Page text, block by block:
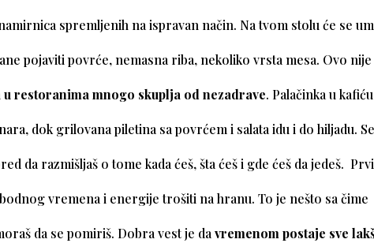
spremljenih na ispravan način. Na tvom stolu će se
pojaviti povrće, nemasna riba, nekoliko vrsta mesa. Ovo
restoranima mnogo skuplja od nezadrave. Palačinka u
dok grilovana piletina sa povrćem i salata idu i do hiljadu.
da razmišljaš o tome kada ćeš, šta ćeš i gde ćeš da jedeš.
vremena i energije trošiti na hranu. To je nešto sa čime
da se pomiriš. Dobra vest je davremenom postaje sve